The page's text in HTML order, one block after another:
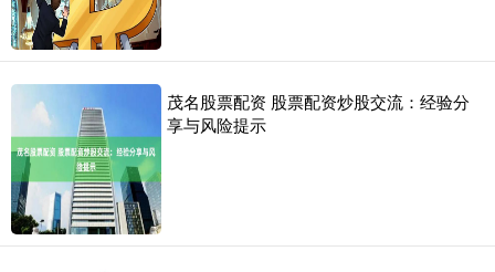
茂名股票配资 股票配资炒股交流：经验分
享与风险提示